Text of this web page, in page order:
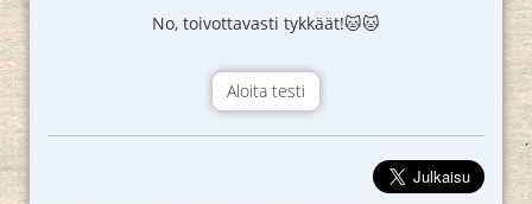
No, toivottavasti tykkäät!🐱🐱
Aloita testi